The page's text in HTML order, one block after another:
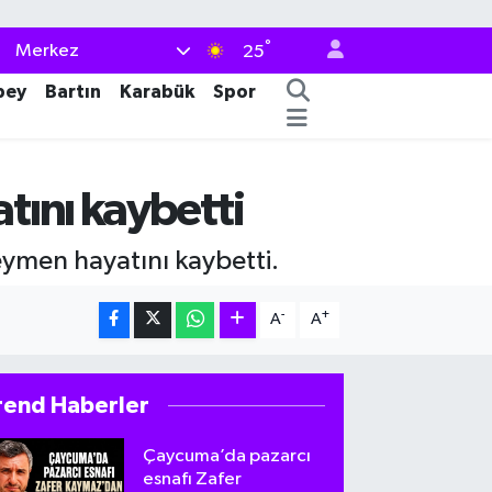
Merkez 25°
Bartın Karabük
Spor
kaybetti
hayatını kaybetti.
A- A+
Haberler
Çaycuma’da pazarcı
esnafı Zafer